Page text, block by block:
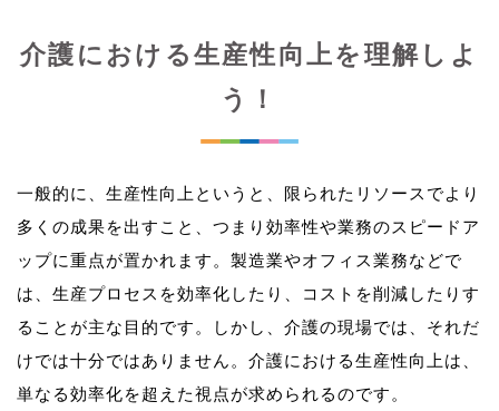
介護における生産性向上を理解しよ
う！
一般的に、生産性向上というと、限られたリソースでより
多くの成果を出すこと、つまり効率性や業務のスピードア
ップに重点が置かれます。製造業やオフィス業務などで
は、生産プロセスを効率化したり、コストを削減したりす
ることが主な目的です。しかし、介護の現場では、それだ
けでは十分ではありません。介護における生産性向上は、
単なる効率化を超えた視点が求められるのです。